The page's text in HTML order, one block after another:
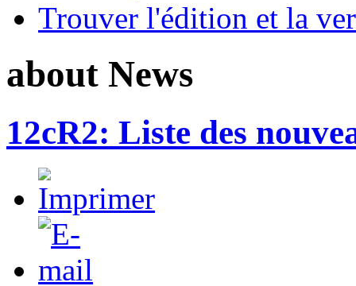
Trouver l'édition et la
about News
12cR2: Liste des